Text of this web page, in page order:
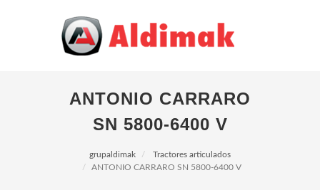
ANTONIO CARRARO
SN 5800-6400 V
grupaldimak
Tractores articulados
ANTONIO CARRARO SN 5800-6400 V